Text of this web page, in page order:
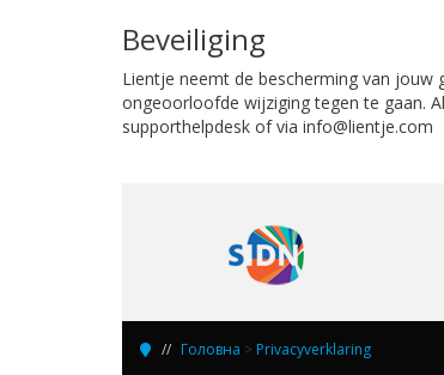
Beveiliging
Lientje neemt de bescherming van jouw
ongeoorloofde wijziging tegen te gaan.
supporthelpdesk of via info@lientje.com
Головна > Privacyverklaring